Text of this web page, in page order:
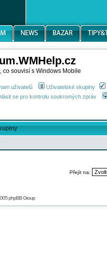
co souvisí s Windows Mobile
uživatelů Uživatelské skupiny
se pro kontrolu soukromých zpráv
Přejít na:
phpBB Group